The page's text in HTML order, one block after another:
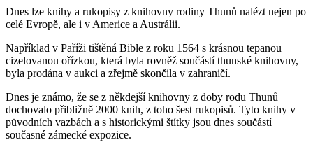
Dnes lze knihy a rukopisy z knihovny rodiny Thunů nalézt nejen po
celé Evropě, ale i v Americe a Austrálii.
Například v Paříži tištěná Bible z roku 1564 s krásnou tepanou
cizelovanou ořízkou, která byla rovněž součástí thunské knihovny,
byla prodána v aukci a zřejmě skončila v zahraničí.
Dnes je známo, že se z někdejší knihovny z doby rodu Thunů
dochovalo přibližně 2000 knih, z toho šest rukopisů. Tyto knihy v
původních vazbách a s historickými štítky jsou dnes součástí
současné zámecké expozice.